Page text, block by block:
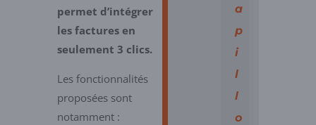
permet d’intégrer
les factures en
seulement 3 clics.
Les fonctionnalités
proposées sont
notamment :
a
p
i
l
l
o